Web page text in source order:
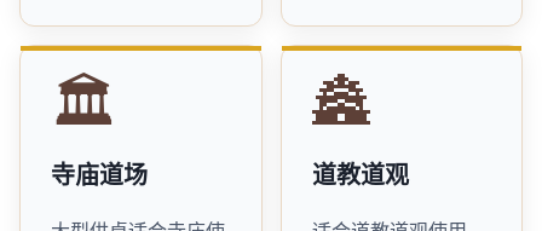
🏛️
寺庙道场
🏯
道教道观